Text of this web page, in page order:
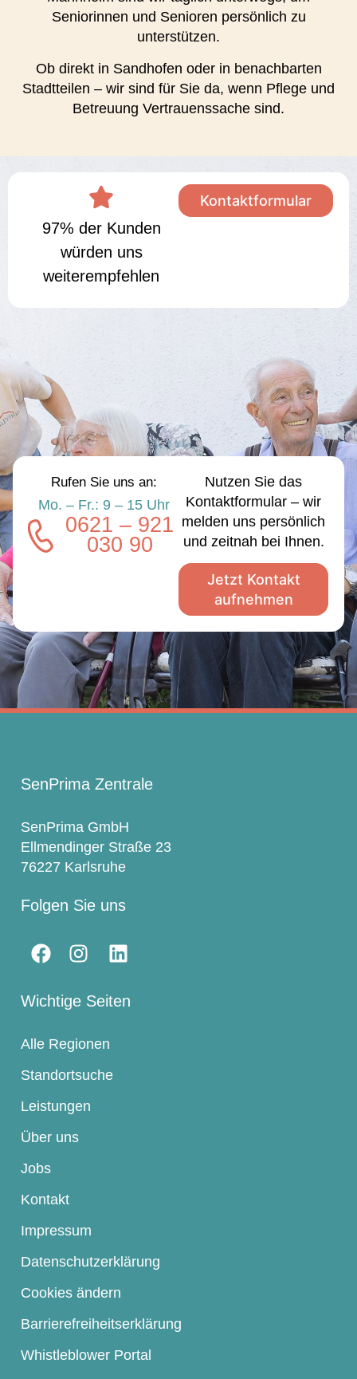
Seniorinnen und Senioren persönlich zu
unterstützen.
Ob direkt in Sandhofen oder in benachbarten
Stadtteilen – wir sind für Sie da, wenn Pflege und
Betreuung Vertrauenssache sind.
97% der Kunden
würden uns
weiterempfehlen
Kontaktformular
Rufen Sie uns an:
Mo. – Fr.: 9 – 15 Uhr
0621 – 921
030 90
Nutzen Sie das
Kontaktformular – wir
melden uns persönlich
und zeitnah bei Ihnen.
Jetzt Kontakt
aufnehmen
SenPrima Zentrale
SenPrima GmbH
Ellmendinger Straße 23
76227 Karlsruhe
Folgen Sie uns
Wichtige Seiten
Alle Regionen
Standortsuche
Leistungen
Über uns
Jobs
Kontakt
Impressum
Datenschutzerklärung
Cookies ändern
Barrierefreiheitserklärung
Whistleblower Portal